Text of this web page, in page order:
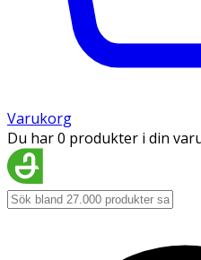
Varukorg
Du har 0 produkter i din